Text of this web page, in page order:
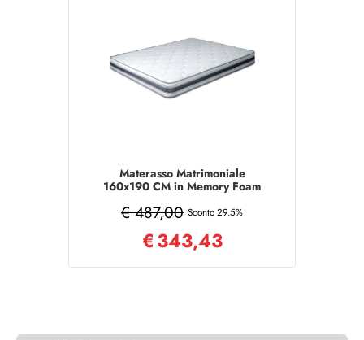
Materasso Matrimoniale
160x190 CM in Memory Foam
€ 487,00 Sconto 29.5%
€343,43